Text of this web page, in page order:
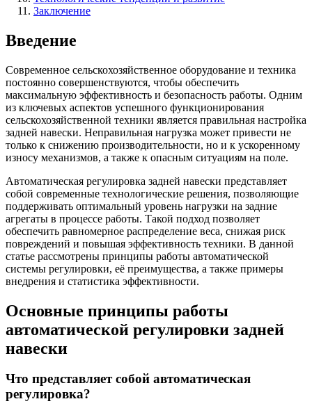
Заключение
Введение
Современное сельскохозяйственное оборудование и техника
постоянно совершенствуются, чтобы обеспечить
максимальную эффективность и безопасность работы. Одним
из ключевых аспектов успешного функционирования
сельскохозяйственной техники является правильная настройка
задней навески. Неправильная нагрузка может привести не
только к снижению производительности, но и к ускоренному
износу механизмов, а также к опасным ситуациям на поле.
Автоматическая регулировка задней навески представляет
собой современные технологические решения, позволяющие
поддерживать оптимальный уровень нагрузки на задние
агрегаты в процессе работы. Такой подход позволяет
обеспечить равномерное распределение веса, снижая риск
повреждений и повышая эффективность техники. В данной
статье рассмотрены принципы работы автоматической
системы регулировки, её преимущества, а также примеры
внедрения и статистика эффективности.
Основные принципы работы
автоматической регулировки задней
навески
Что представляет собой автоматическая
регулировка?